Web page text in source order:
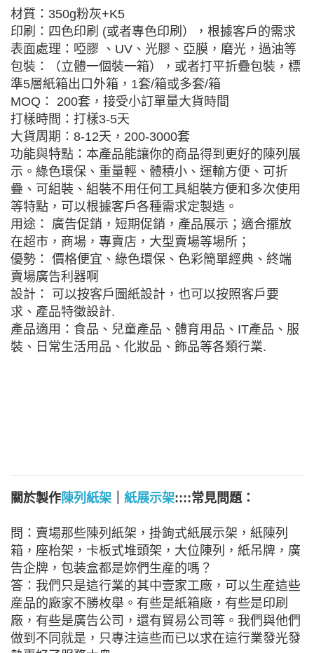
材質：350g粉灰+K5
印刷：四色印刷 (或者專色印刷），根據客戶的需求
表面處理：啞膠 、UV、光膠、亞膜，磨光，過油等
包裝：（立體一個裝一箱），或者打平折疊包裝，標
準5層紙箱出口外箱，1套/箱或多套/箱
MOQ： 200套，接受小訂單量大貨時間
打樣時間：打樣3-5天
大貨周期：8-12天，200-3000套
功能與特點：本產品能讓你的商品得到更好的陳列展
示。綠色環保、重量輕、體積小、運輸方便、可折
疊、可組裝、組裝不用任何工具組裝方便和多次使用
等特點，可以根據客戶各種需求定製造。
用途： 廣告促銷，短期促銷，產品展示；適合擺放
在超市，商場，專賣店，大型賣場等場所；
優勢： 價格便宜、綠色環保、色彩簡單經典、終端
賣場廣告利器啊
設計： 可以按客戶圖紙設計，也可以按照客戶要
求、產品特徵設計.
產品適用：食品、兒童產品、體育用品、IT產品、服
裝、日常生活用品、化妝品、飾品等各類行業.
關於製作陳列紙架 紙展示架::::常見問題：
問：賣場那些陳列紙架，掛鉤式紙展示架，紙陳列
箱，座枱架，卡板式堆頭架，大位陳列，紙吊牌，廣
告企牌，包装盒都是妳們生産的嗎？
答：我們只是這行業的其中壹家工廠，可以生産這些
産品的廠家不勝枚舉。有些是紙箱廠，有些是印刷
廠，有些是廣告公司，還有貿易公司等。我們與他們
做到不同就是，只專注這些而已以求在這行業發光發